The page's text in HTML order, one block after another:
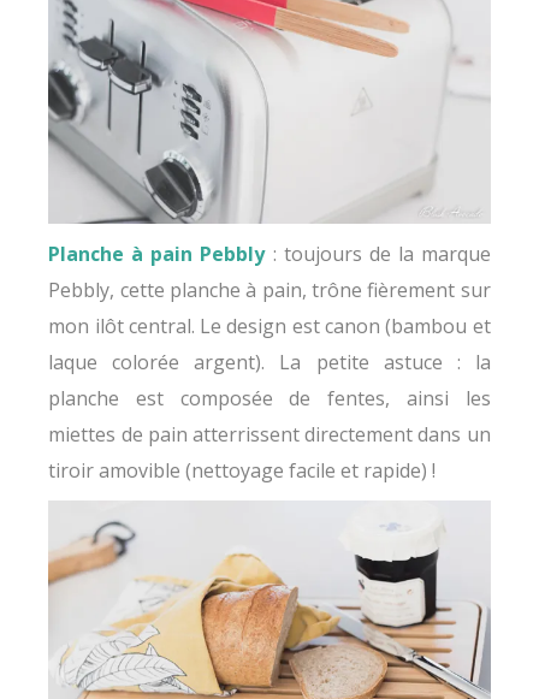
Planche à pain Pebbly : toujours de la marque
Pebbly, cette planche à pain, trône fièrement sur
mon ilôt central. Le design est canon (bambou et
laque colorée argent). La petite astuce : la
planche est composée de fentes, ainsi les
miettes de pain atterrissent directement dans un
tiroir amovible (nettoyage facile et rapide) !